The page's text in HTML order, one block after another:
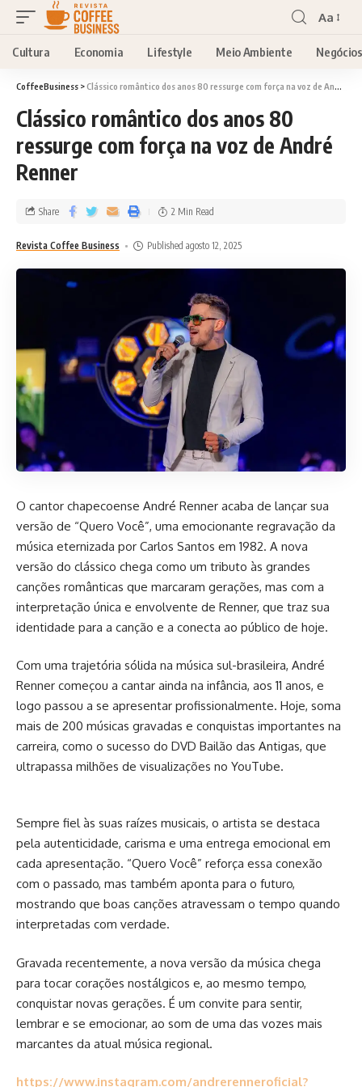
Aa
Cultura Economia Lifestyle Meio Ambiente Negócios
CoffeeBusiness >Clássico romântico dos anos 80 ressurge com força na voz de André Renner
Clássico romântico dos anos 80
ressurge com força na voz de André
Renner
Revista Coffee Business Published agosto 12, 2025
Share 2 Min Read
O cantor chapecoense André Renner acaba de lançar sua
versão de “Quero Você”, uma emocionante regravação da
música eternizada por Carlos Santos em 1982. A nova
versão do clássico chega como um tributo às grandes
canções românticas que marcaram gerações, mas com a
interpretação única e envolvente de Renner, que traz sua
identidade para a canção e a conecta ao público de hoje.
Com uma trajetória sólida na música sul-brasileira, André
Renner começou a cantar ainda na infância, aos 11 anos, e
logo passou a se apresentar profissionalmente. Hoje, soma
mais de 200 músicas gravadas e conquistas importantes na
carreira, como o sucesso do DVD Bailão das Antigas, que
ultrapassa milhões de visualizações no YouTube.
Sempre fiel às suas raízes musicais, o artista se destaca
pela autenticidade, carisma e uma entrega emocional em
cada apresentação. “Quero Você” reforça essa conexão
com o passado, mas também aponta para o futuro,
mostrando que boas canções atravessam o tempo quando
interpretadas com verdade.
Gravada recentemente, a nova versão da música chega
para tocar corações nostálgicos e, ao mesmo tempo,
conquistar novas gerações. É um convite para sentir,
lembrar e se emocionar, ao som de uma das vozes mais
marcantes da atual música regional.
https://www.instagram.com/andrerenneroficial?